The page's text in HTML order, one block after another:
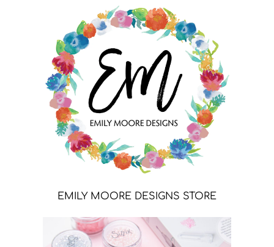
EMILY MOORE DESIGNS STORE